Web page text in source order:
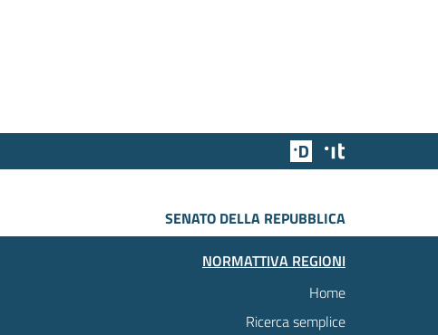
Team Digitale
SENATO DELLA REPUBBLICA
NORMATTIVA REGIONI
Home
Ricerca semplice